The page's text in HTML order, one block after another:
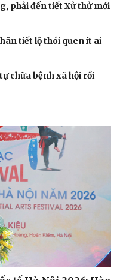
nghệ
điệu
Công nghệ
phải đến tiết Xử thử mới
tiết lộ thói quen ít ai
chữa bệnh xã hội rồi